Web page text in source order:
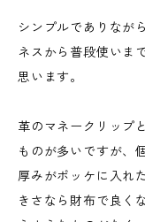
シンプルでありなが
ネスから普段使いま
思います。
革のマネークリップ
ものが多いですが、
厚みがポッケに入れ
きさなら財布で良く